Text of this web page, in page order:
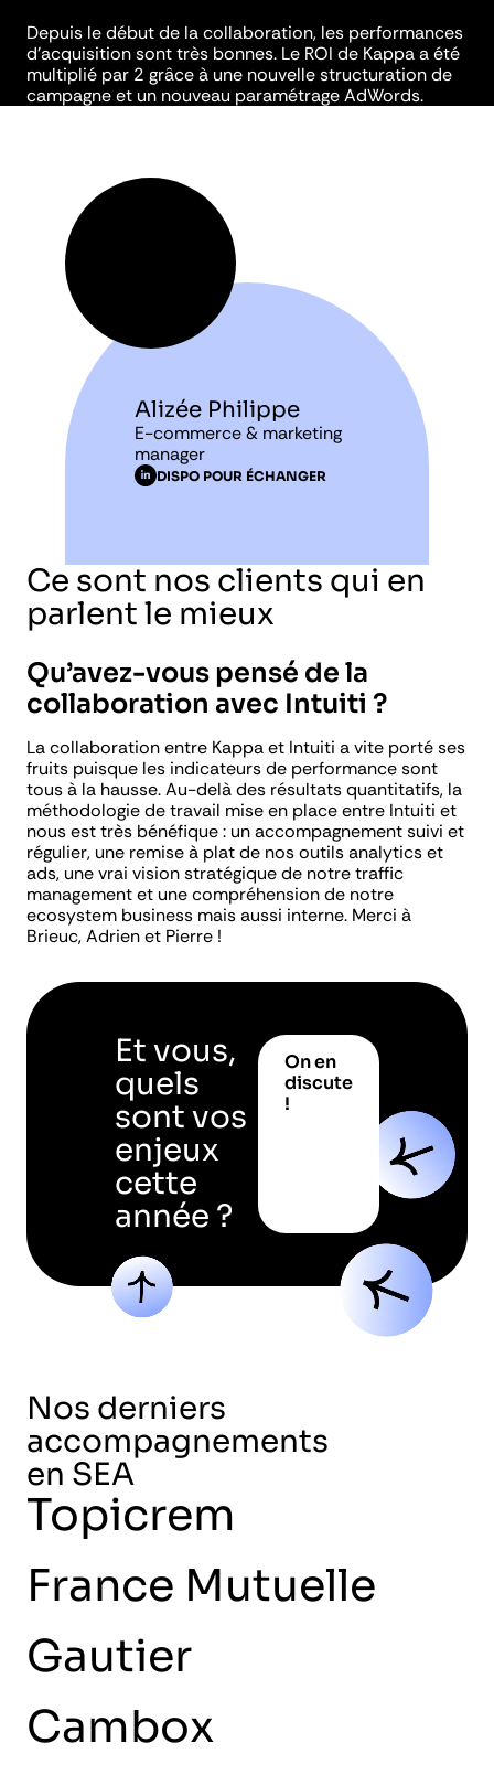
Depuis le début de la collaboration, les performances
d’acquisition sont très bonnes. Le ROI de Kappa a été
multiplié par 2 grâce à une nouvelle structuration de
campagne et un nouveau paramétrage AdWords.
Alizée Philippe
E-commerce & marketing
manager
DISPO POUR ÉCHANGER
Ce sont nos clients qui en
parlent le mieux
Qu’avez-vous pensé de la
collaboration avec Intuiti ?
La collaboration entre Kappa et Intuiti a vite porté ses
fruits puisque les indicateurs de performance sont
tous à la hausse. Au-delà des résultats quantitatifs, la
méthodologie de travail mise en place entre Intuiti et
nous est très bénéfique : un accompagnement suivi et
régulier, une remise à plat de nos outils analytics et
ads, une vrai vision stratégique de notre traffic
management et une compréhension de notre
ecosystem business mais aussi interne. Merci à
Brieuc, Adrien et Pierre !
Et vous,
quels
sont vos
enjeux
cette
année ?
On en
discute
!
Nos derniers
accompagnements
en SEA
Topicrem
+250% de mots-clés positionnés +56%
France Mutuelle
+483% de trafic web
Gautier
-50% de coût par lead
Cambox